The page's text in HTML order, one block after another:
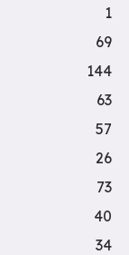
1
69
144
63
57
26
73
40
34